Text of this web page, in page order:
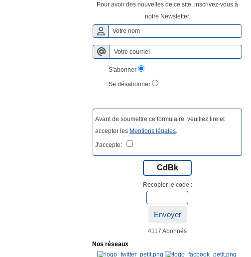
Pour avoir des nouvelles de ce site, inscrivez-vous à
notre Newsletter.
S'abonner
Se désabonner
Avant de soumettre ce formulaire, veuillez lire et
accepter les Mentions légales
J'accepte:
CdBk
Recopier le code :
Envoyer
4117 Abonnés
Nos réseaux